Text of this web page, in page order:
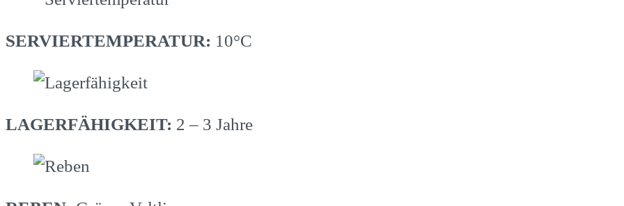
SERVIERTEMPERATUR: 10°C
LAGERFÄHIGKEIT: 2 – 3 Jahre